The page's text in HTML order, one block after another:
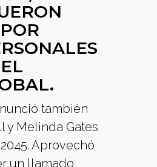
también
y Melinda Gates
Aprovechó
un llamado